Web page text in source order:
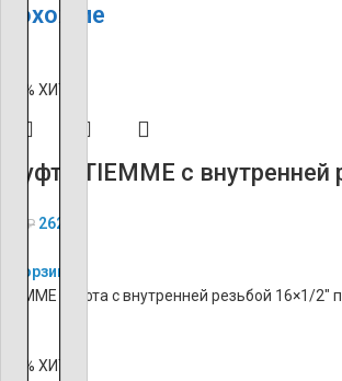
Похожие
-60% ХИТ
Муфта TIEMME с
₽ 262
В корзину
TIEMME Муфта с внутренней резьбой 16×1/
-60% ХИТ